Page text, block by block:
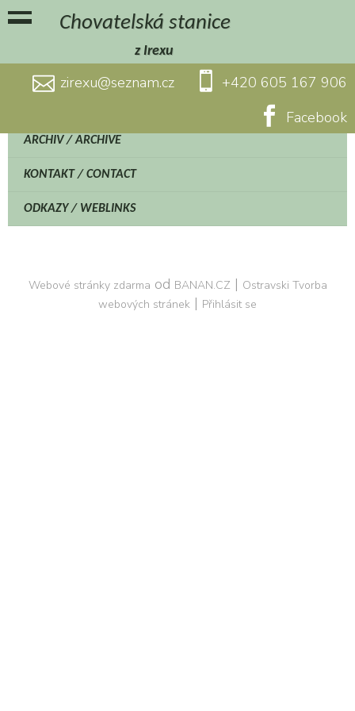
Chovatelská stanice
z Irexu
zirexu@seznam.cz
+420 605 167 906
Facebook
ARCHIV / ARCHIVE
KONTAKT / CONTACT
ODKAZY / WEBLINKS
Webové stránky zdarma od BANAN.CZ | Ostravski Tvorba
webových stránek | Přihlásit se